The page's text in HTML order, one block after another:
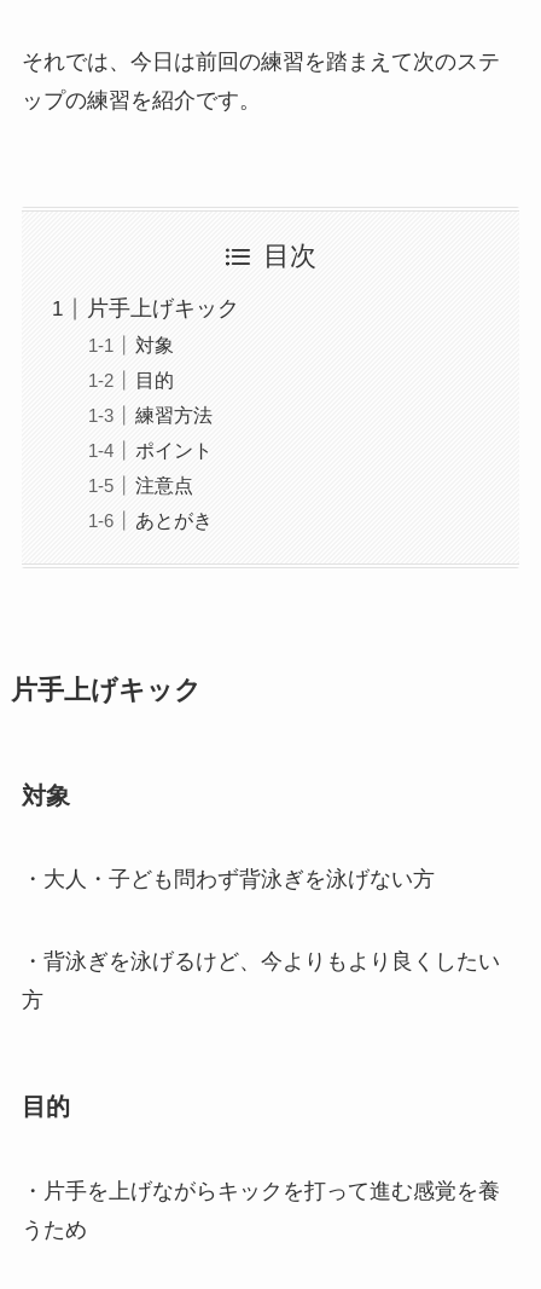
それでは、今日は前回の練習を踏まえて次のステ
ップの練習を紹介です。
目次
片手上げキック
対象
目的
練習方法
ポイント
注意点
あとがき
片手上げキック
対象
・大人・子ども問わず背泳ぎを泳げない方
・背泳ぎを泳げるけど、今よりもより良くしたい
方
目的
・片手を上げながらキックを打って進む感覚を養
うため